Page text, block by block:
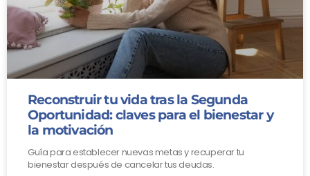
Reconstruir tu vida tras la Segunda
Oportunidad: claves para el bienestar y
la motivación
Guía para establecer nuevas metas y recuperar tu
bienestar después de cancelar tus deudas.